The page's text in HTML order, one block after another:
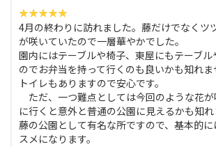
4月の終わりに訪れました。藤だけでなくツ
が咲いていたので一層華やかでした。
園内にはテーブルや椅子、東屋にもテーブ
のでお弁当を持って行くのも良いかも知れま
トイレもありますので安心です。
ただ、一つ難点としては今回のような花
に行くと意外と普通の公園に見えるかも知れ
藤の公園として有名な所ですので、基本的
スメになります。